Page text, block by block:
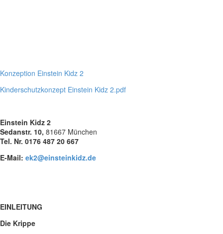
Konzeption Einstein Kidz 2
Kinderschutzkonzept Einstein Kidz 2.pdf
Einstein Kidz 2
Sedanstr. 10, 81667 München
Tel. Nr. 0176 487 20 667
E-Mail: ek2@einsteinkidz.de
EINLEITUNG
Die Krippe